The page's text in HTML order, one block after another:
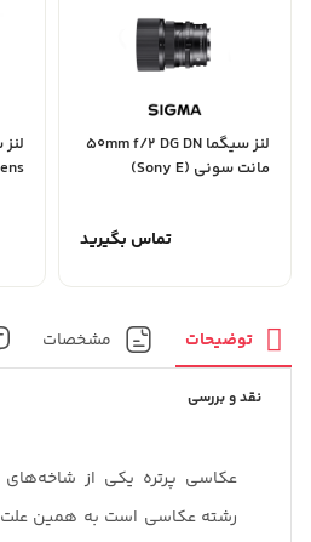
لنز سیگما 50mm f/2 DG DN
مانت سونی (Sony E)
تماس بگیرید
توضیحات مشخصات
نقد و بررسی
عکاسی پرتره یکی از شاخه‌های
رشته عکاسی است به همین علت